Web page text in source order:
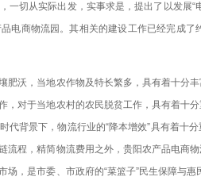
切从实际出发，实事求是，提出了以发展“
电商物流园。其相关的建设工作已经完成了
沃，当地农作物及特长繁多，具有着十分丰
，对于当地农村的农民脱贫工作，具有着十
代背景下，物流行业的“降本增效”具有着十
程，精简物流费用之外，贵阳农产品电商物
场，是市委、市政府的“菜篮子”民生保障与